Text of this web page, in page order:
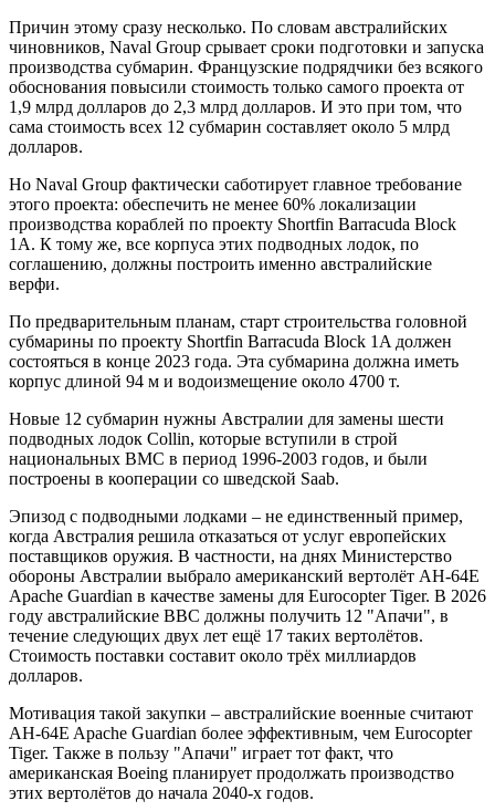
Причин этому сразу несколько. По словам австралийских
чиновников, Naval Group срывает сроки подготовки и запуска
производства субмарин. Французские подрядчики без всякого
обоснования повысили стоимость только самого проекта от
1,9 млрд долларов до 2,3 млрд долларов. И это при том, что
сама стоимость всех 12 субмарин составляет около 5 млрд
долларов.
Но Naval Group фактически саботирует главное требование
этого проекта: обеспечить не менее 60% локализации
производства кораблей по проекту Shortfin Barracuda Block
1A. К тому же, все корпуса этих подводных лодок, по
соглашению, должны построить именно австралийские
верфи.
По предварительным планам, старт строительства головной
субмарины по проекту Shortfin Barracuda Block 1A должен
состояться в конце 2023 года. Эта субмарина должна иметь
корпус длиной 94 м и водоизмещение около 4700 т.
Новые 12 субмарин нужны Австралии для замены шести
подводных лодок Collin, которые вступили в строй
национальных ВМС в период 1996-2003 годов, и были
построены в кооперации со шведской Saab.
Эпизод с подводными лодками – не единственный пример,
когда Австралия решила отказаться от услуг европейских
поставщиков оружия. В частности, на днях Министерство
обороны Австралии выбрало американский вертолёт AH-64E
Apache Guardian в качестве замены для Eurocopter Tiger. В 2026
году австралийские ВВС должны получить 12 "Апачи", в
течение следующих двух лет ещё 17 таких вертолётов.
Стоимость поставки составит около трёх миллиардов
долларов.
Мотивация такой закупки – австралийские военные считают
AH-64E Apache Guardian более эффективным, чем Eurocopter
Tiger. Также в пользу "Апачи" играет тот факт, что
американская Boeing планирует продолжать производство
этих вертолётов до начала 2040-х годов.